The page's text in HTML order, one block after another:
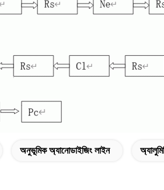
অনুভূমিক অ্যানোডাইজিং লাইন